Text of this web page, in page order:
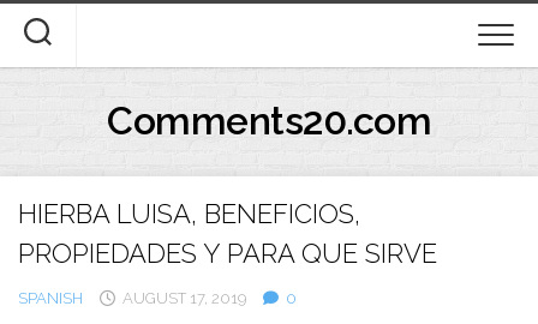
content
Comments20.com
HIERBA LUISA, BENEFICIOS,
PROPIEDADES Y PARA QUE SIRVE
SPANISH AUGUST 17, 2019 0